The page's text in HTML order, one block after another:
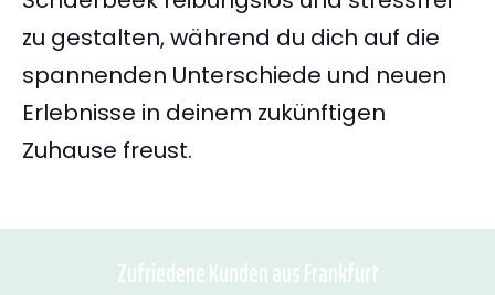
zu gestalten, während du dich auf die
spannenden Unterschiede und neuen
Erlebnisse in deinem zukünftigen
Zuhause freust.
Zufriedene Kunden aus Frankfurt